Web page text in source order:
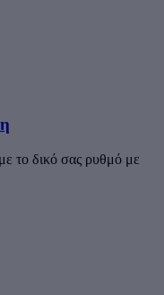
το δικό σας ρυθμό με